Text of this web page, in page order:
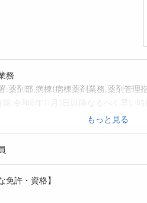
務
:薬剤部,病棟(病棟薬剤業務,薬剤管理
和9年4月1日)※採用時期は相談に応じ
ては令和9年に行われる薬剤師国家試
剤師、認定薬剤師の認定(領域を問わな
は採用後5年程度以内に認定を受ける
もっと見る
免許・資格】